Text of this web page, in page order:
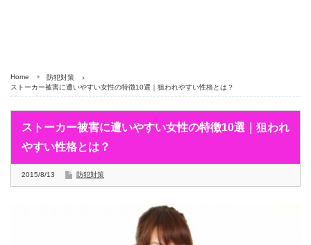
Home
防犯対策
ストーカー被害に遭いやすい女性の特徴10選｜狙われやすい性格とは？
ストーカー被害に遭いやすい女性の特徴10選｜狙われ
やすい性格とは？
2015/8/13 防犯対策